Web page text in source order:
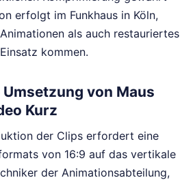
erfolgt im Funkhaus in Köln,
als auch restauriertes
kommen.
von Maus
Kurz
der Clips erfordert eine
von 16:9 auf das vertikale
der Animationsabteilung,